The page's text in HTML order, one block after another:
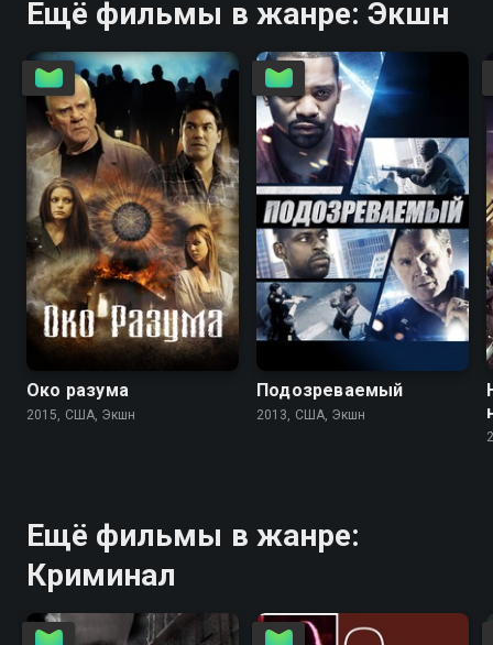
Ещё фильмы в жанре: Экшн
3.9 4.8
Око разума
2015, США, Экшн
6.0 5.7
Подозреваемый
2013, США, Экшн
Ещё фильмы в жанре:
Криминал